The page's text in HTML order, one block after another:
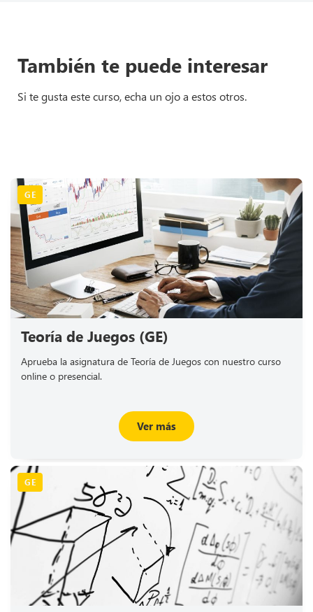
También te puede interesar
Si te gusta este curso, echa un ojo a estos otros.
GE
Teoría de Juegos (GE)
Aprueba la asignatura de Teoría de Juegos con nuestro curso
online o presencial.
Ver más
GE